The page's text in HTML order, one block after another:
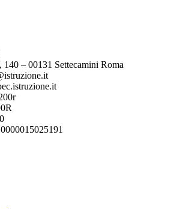
140 – 00131 Settecamini Roma